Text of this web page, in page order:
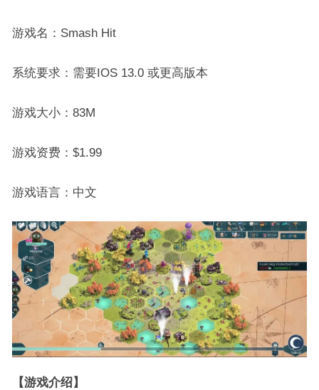
游戏名：Smash Hit
系统要求：需要IOS 13.0 或更高版本
游戏大小：83M
游戏资费：$1.99
游戏语言：中文
【游戏介绍】